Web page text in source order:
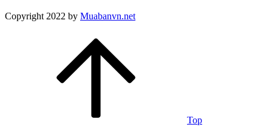
Copyright 2022 by Muabanvn.net
Top